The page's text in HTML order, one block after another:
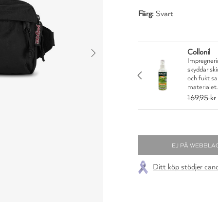
Färg: Svart
Collonil Organic
läder mot smuts
som den vårdar
Collonil
skyddar
och fukt
materialet.
169,95 kr
Ditt köp stödjer